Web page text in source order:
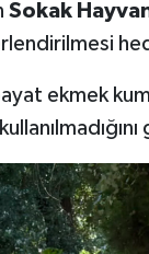
Sokak
ekmek